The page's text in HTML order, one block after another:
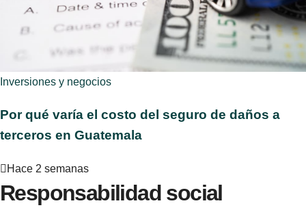
Inversiones y negocios
Por qué varía el costo del seguro de daños a
terceros en Guatemala
Hace 2 semanas
Responsabilidad social